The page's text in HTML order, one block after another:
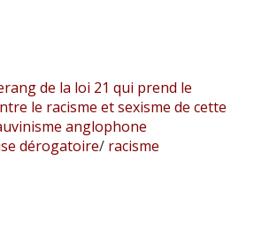
de la loi 21 qui prend le
le racisme et sexisme de cette
anglophone
dérogatoire/ racisme